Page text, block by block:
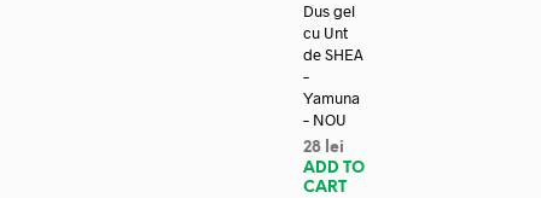
Dus gel
cu Unt
de SHEA
–
Yamuna
– NOU
28 lei
ADD TO
CART